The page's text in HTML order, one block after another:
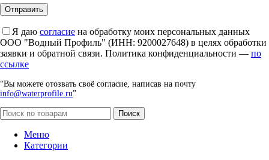
Я даю согласие на обработку моих персональных данных
ООО "Водный Профиль" (ИНН: 9200027648) в целях обработки
заявки и обратной связи. Политика конфиденциальности — по
ссылке
“Вы можете отозвать своё согласие, написав на почту
info@waterprofile.ru”
Поиск
Меню
Категории